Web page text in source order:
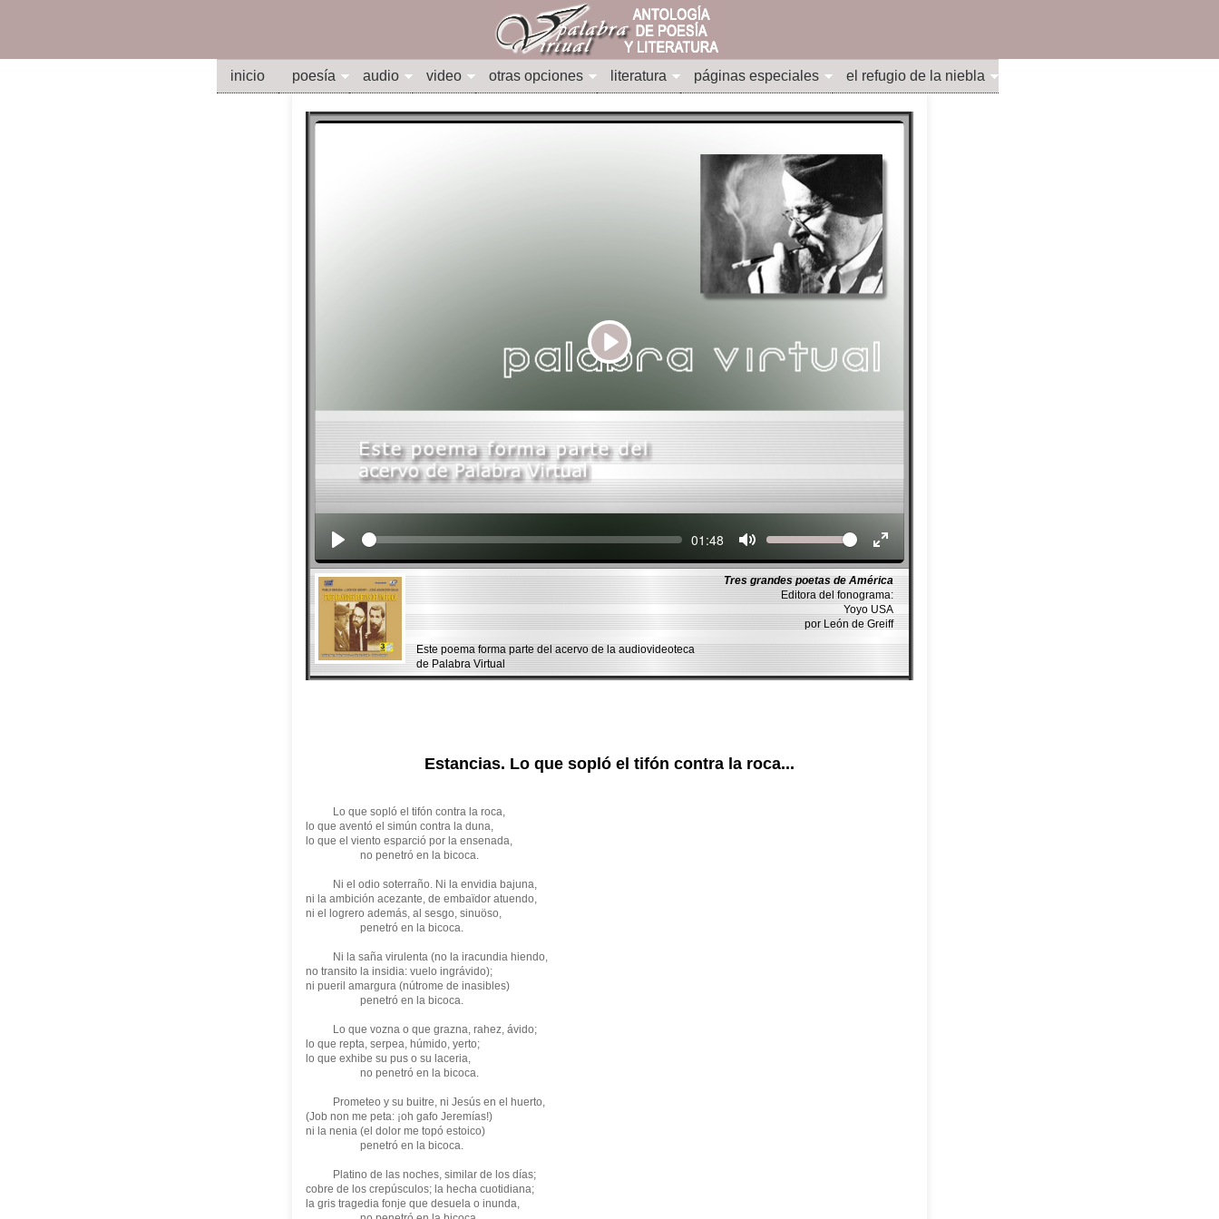
inicio poesía audio video otras opciones literatura páginas especiales el refugio de la niebla
Play
Seek Current
01:48 Volume
Tres grandes poetas de América
Editora del fonograma:
Yoyo USA
por León de Greiff
Este poema forma parte del acervo de la audiovideoteca
de Palabra Virtual
Estancias. Lo que sopló el tifón contra la roca...
Lo que sopló el tifón contra la roca,
lo que aventó el simún contra la duna,
lo que el viento esparció por la ensenada,
no penetró en la bicoca.
Ni el odio soterraño. Ni la envidia bajuna,
ni la ambición acezante, de embaïdor atuendo,
ni el logrero además, al sesgo, sinuöso,
penetró en la bicoca.
Ni la saña virulenta (no la iracundia hiendo,
no transito la insidia: vuelo ingrávido);
ni pueril amargura (nútrome de inasibles)
penetró en la bicoca.
Lo que vozna o que grazna, rahez, ávido;
lo que repta, serpea, húmido, yerto;
lo que exhibe su pus o su laceria,
no penetró en la bicoca.
Prometeo y su buitre, ni Jesús en el huerto,
(Job non me peta: ¡oh gafo Jeremías!)
ni la nenia (el dolor me topó estoico)
penetró en la bicoca.
Platino de las noches, similar de los días;
cobre de los crepúsculos; la hecha cuotidiana;
la gris tragedia fonje que desuela o inunda,